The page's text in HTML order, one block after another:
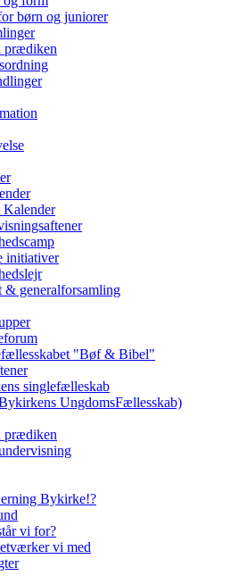
børn og juniorer
prædiken
initiativer
& generalforsamling
"Bøf & Bibel"
singlefælleskab
UngdomsFællesskab)
prædiken
Bykirke!?
vi for?
vi med